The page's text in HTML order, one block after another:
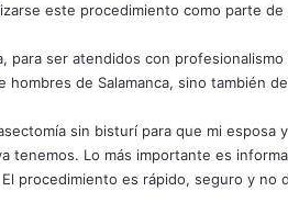
este procedimiento como parte de
para ser atendidos con profesionalismo
de Salamanca, sino también de
sin bisturí para que mi esposa
tenemos. Lo más importante es
procedimiento es rápido, seguro y no